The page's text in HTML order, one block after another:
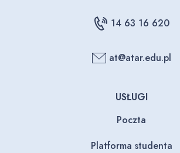
14 63 16 620
at@atar.edu.pl
USŁUGI
Poczta
Platforma studenta